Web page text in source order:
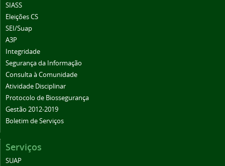
SIASS
Eleições CS
SEI/Suap
A3P
Integridade
Segurança da Informação
Consulta à Comunidade
Atividade Disciplinar
Protocolo de Biossegurança
Gestão 2012-2019
Boletim de Serviços
Serviços
SUAP